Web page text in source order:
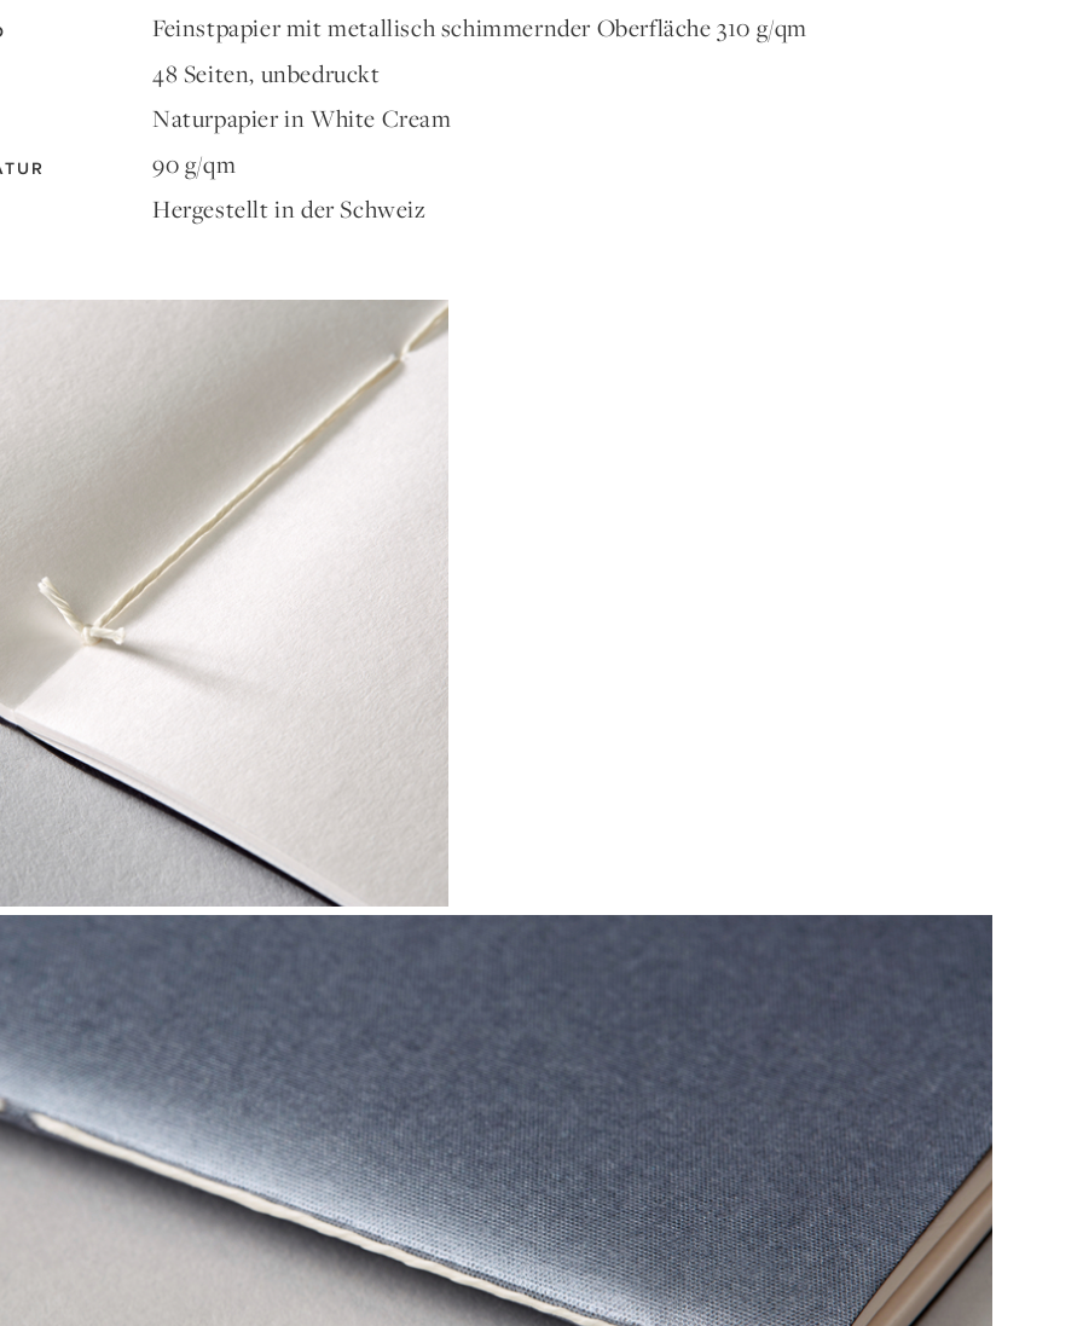
Feinstpapier mit metallisch schimmernder Oberfläche 310 g/qm
48 Seiten, unbedruckt
Naturpapier in White Cream
90 g/qm
Hergestellt in der Schweiz